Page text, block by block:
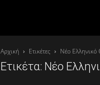
Αρχική Ετικέτες Νέο Ελληνικό
Ετικέτα: Νέο